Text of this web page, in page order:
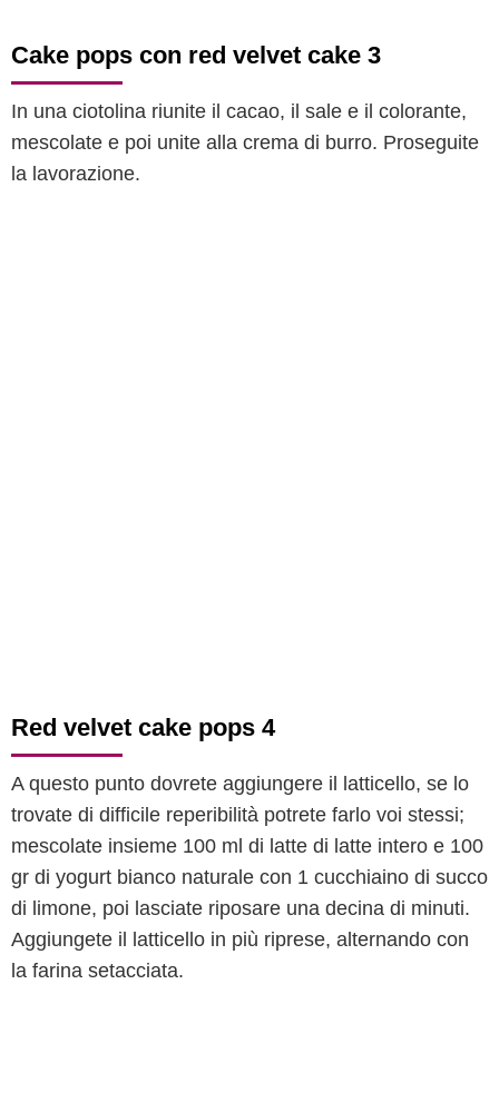
Cake pops con red velvet cake 3
In una ciotolina riunite il cacao, il sale e il colorante,
mescolate e poi unite alla crema di burro. Proseguite
la lavorazione.
Red velvet cake pops 4
A questo punto dovrete aggiungere il latticello, se lo
trovate di difficile reperibilità potrete farlo voi stessi;
mescolate insieme 100 ml di latte di latte intero e 100
gr di yogurt bianco naturale con 1 cucchiaino di succo
di limone, poi lasciate riposare una decina di minuti.
Aggiungete il latticello in più riprese, alternando con
la farina setacciata.